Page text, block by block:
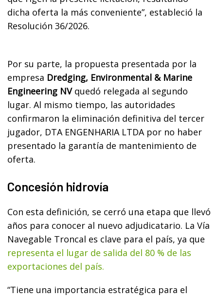
dicha oferta la más conveniente”, estableció la
Resolución 36/2026.
Por su parte, la propuesta presentada por la
empresa Dredging, Environmental & Marine
Engineering NV quedó relegada al segundo
lugar. Al mismo tiempo, las autoridades
confirmaron la eliminación definitiva del tercer
jugador, DTA ENGENHARIA LTDA por no haber
presentado la garantía de mantenimiento de
oferta.
Concesión hidrovía
Con esta definición, se cerró una etapa que llevó
años para conocer al nuevo adjudicatario. La Vía
Navegable Troncal es clave para el país, ya que
representa el lugar de salida del 80 % de las
exportaciones del país.
“Tiene una importancia estratégica para el